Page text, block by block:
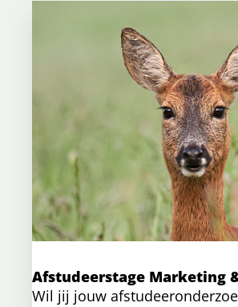
Afstudeerstage Marketing
Wil jij jouw